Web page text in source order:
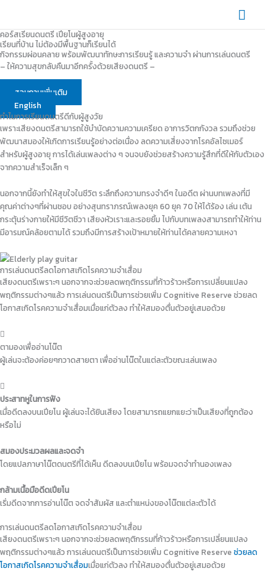
content
คอร์สเรียนดนตรี เปียโนผู้สูงอายุ
เรียนที่บ้าน ไม่ต้องมีพื้นฐานก็เรียนได้
กิจกรรมผ่อนคลาย พร้อมพัฒนาทักษะการเรียนรู้ และความจำ ผ่านการเล่นดนตรี
– ให้ความสุขกลับคืนมาอีกครั้งด้วยเสียงดนตรี – ​
สอบถามเพิ่มเติม
English
ทำไมการเรียนดนตรีดีกับผู้สูงวัย
เพราะเสียงดนตรีสามารถใช้บำบัดความความเครียด อาการวิตกกังวล รวมถึงช่วย
พัฒนาสมองให้เกิดการเรียนรู้อย่างต่อเนื่อง ลดความเสี่ยงจากโรคอัลไซเมอร์
สำหรับผู้สูงอายุ การได้เล่นเพลงต่าง ๆ จนจบยังช่วยสร้างความรู้สึกที่ดีให้กับตัวเอง
จากความสำเร็จเล็ก ๆ
นอกจากนี้ยังทำให้สุขใจในชีวิต ระลึกถึงความทรงจำดีๆ ในอดีต ผ่านบทเพลงที่มี
คุณค่าต่างๆที่ผ่านชอบ อย่างสุนทราภรณ์เพลงยุค 60 ยุค 70 ให้ได้ร้อง เล่น เต้น
กระตุ้นร่างกายให้มีชีวิตชีวา เสียงหัวเราะและรอยยิ้ม ไปกับบทเพลงสามารถทำให้ท่าน
มีอารมณ์คล้อยตามได้ รวมถึงมีการสร้างเป้าหมายให้ท่านได้คลายความเหงา
การเล่นดนตรีลดโอกาสเกิดโรคความจำเสื่อม
เสียงดนตรีเพราะๆ นอกจากจะช่วยลดพฤติกรรมที่ก้าวร้าวหรือการเปลี่ยนแปลง
พฤติกรรมต่างๆแล้ว การเล่นดนตรีเป็นการช่วยเพิ่ม Cognitive Reserve ช่วยลด
โอกาสเกิดโรคความจำเสื่อมเมื่อแก่ตัวลง ทำให้สมองตื่นตัวอยู่เสมอด้วย
ตามองเพื่ออ่านโน๊ต
ผู้เล่นจะต้องค่อยๆกวาดสายตา เพื่ออ่านโน๊ตในแต่ละตัวขณะเล่นเพลง
ประสาทหูในการฟัง
เมื่อดีดลงบนเปียโน ผู้เล่นจะได้ยินเสียง โดยสามารถแยกแยะว่าเป็นเสียงที่ถูกต้อง
หรือไม่
สมองประมวลผลและจดจำ
โดยแปลภาษาโน๊ตดนตรีที่ได้เห็น ดีดลงบนเปียโน พร้อมจดจำทำนองเพลง
กล้ามเนื้อมือดีดเปียโน
เริ่มดีดจากการอ่านโน๊ต จดจำสัมผัส และตำแหน่งของโน๊ตแต่ละตัวได้
การเล่นดนตรีลดโอกาสเกิดโรคความจำเสื่อม​
เสียงดนตรีเพราะๆ นอกจากจะช่วยลดพฤติกรรมที่ก้าวร้าวหรือการเปลี่ยนแปลง
พฤติกรรมต่างๆแล้ว การเล่นดนตรีเป็นการช่วยเพิ่ม Cognitive Reserve ช่วยลด
โอกาสเกิดโรคความจำเสื่อมเมื่อแก่ตัวลง ทำให้สมองตื่นตัวอยู่เสมอด้วย